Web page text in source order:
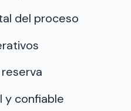
del proceso
y confiable